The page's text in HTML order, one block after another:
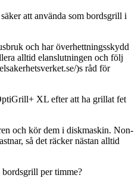
att använda som bordsgrill i
och har överhettningsskydd
alltid elanslutningen och följ
)s råd för
XL efter att ha grillat fet
och kör dem i diskmaskin. Non-
så det räcker nästan alltid
bordsgrill per timme?